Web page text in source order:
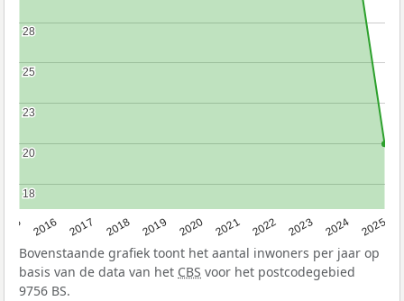
2016 2017 2018 2019 2020 2021 2022 2023 2024 2025
18
18
20
20
23
23
25
25
28
28
Bovenstaande grafiek toont het aantal inwoners per jaar op
basis van de data van het CBS voor het postcodegebied
9756 BS.